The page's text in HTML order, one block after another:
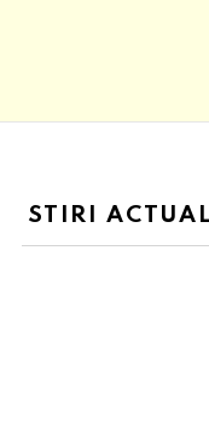
STIRI